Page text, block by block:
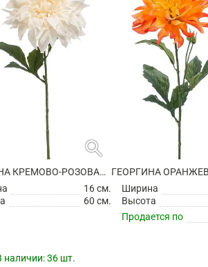
search
ГЕОРГИНА КРЕМОВО-РОЗОВАЯ ИСКУССТВЕННАЯ
16 см.
60 см.
наличии:36 шт.
Ширина
Высота
Продается по